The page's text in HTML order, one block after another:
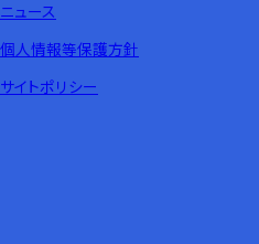
ニュース
個人情報等保護方針
サイトポリシー